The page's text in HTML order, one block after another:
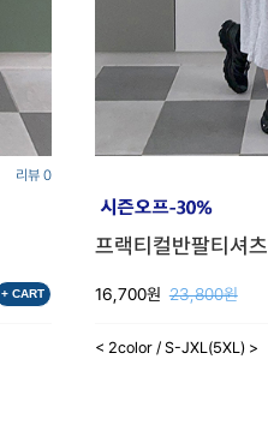
리뷰 0
+ CART
프랙티컬반팔티셔츠
16,700원 23,800원
< 2color / S-JXL(5XL) >